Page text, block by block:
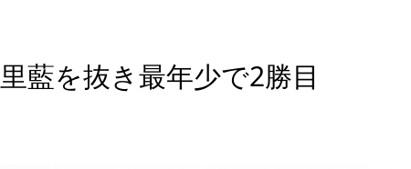
藍を抜き最年少で2勝目